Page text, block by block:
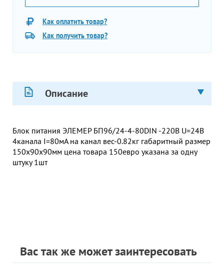
Как оплатить товар?
Как получить товар?
Описание
Блок питания ЭЛЕМЕР БП96/24-4-80DIN -220В U=24В
4канала I=80мА на канал вес-0.82кг габаритный размер
150х90х90мм цена товара 150евро указана за одну
штуку 1шт
Вас так же может заинтересовать